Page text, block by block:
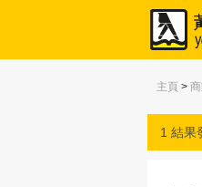
主頁 >
1 結果